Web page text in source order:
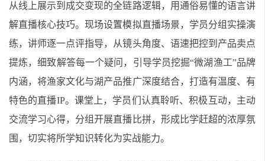
从线上展示到成交变现的全链路逻辑，用通俗易懂的语言讲
解直播核心技巧。现场设置模拟直播场景，学员分组实操演
练，讲师逐一点评指导，从镜头角度、语速把控到产品卖点
提炼，细致解答每一个疑问，引导学员挖掘“微湖渔工”品牌
内涵，将渔家文化与湖产品推广深度结合，打造有温度、有
特色的直播IP。课堂上，学员们认真聆听、积极互动，主动
交流学习心得，分组开展直播比拼，形成比学赶超的浓厚氛
围，切实将所学知识转化为实战能力。